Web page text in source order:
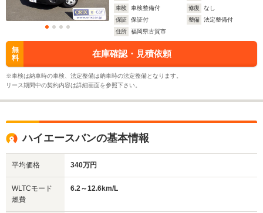
車検
車検整備付 修復
なし
保証
保証付 整備
法定整備付
住所
福岡県古賀市
無
料
在庫確認・見積依頼
※車検は納車時の車検、法定整備は納車時の法定整備となります。
リース期間中の契約内容は詳細画面を参照下さい。
ハイエースバンの基本情報
平均価格 340万円
WLTCモード
燃費
6.2～12.6km/L